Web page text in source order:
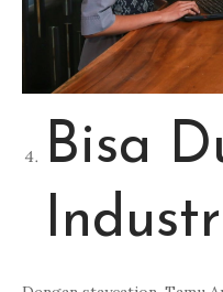
Bisa